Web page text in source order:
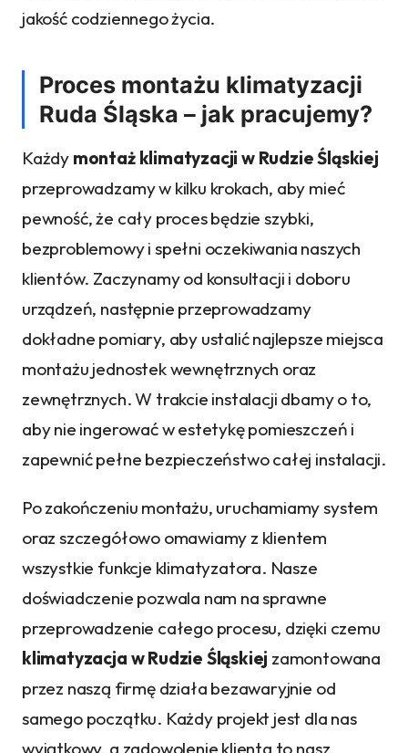
jakość codziennego życia.
Proces montażu klimatyzacji
Ruda Śląska – jak pracujemy?
Każdy montaż klimatyzacji w Rudzie Śląskiej
przeprowadzamy w kilku krokach, aby mieć
pewność, że cały proces będzie szybki,
bezproblemowy i spełni oczekiwania naszych
klientów. Zaczynamy od konsultacji i doboru
urządzeń, następnie przeprowadzamy
dokładne pomiary, aby ustalić najlepsze miejsca
montażu jednostek wewnętrznych oraz
zewnętrznych. W trakcie instalacji dbamy o to,
aby nie ingerować w estetykę pomieszczeń i
zapewnić pełne bezpieczeństwo całej instalacji.
Po zakończeniu montażu, uruchamiamy system
oraz szczegółowo omawiamy z klientem
wszystkie funkcje klimatyzatora. Nasze
doświadczenie pozwala nam na sprawne
przeprowadzenie całego procesu, dzięki czemu
klimatyzacja w Rudzie Śląskiej zamontowana
przez naszą firmę działa bezawaryjnie od
samego początku. Każdy projekt jest dla nas
wyjątkowy, a zadowolenie klienta to nasz